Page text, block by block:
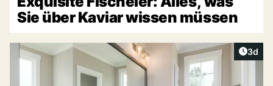
Sie über Kaviar wissen müssen
3d